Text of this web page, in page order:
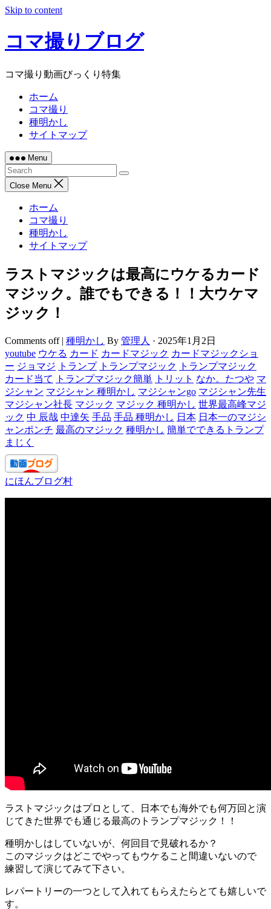
Skip to content
コマ撮りブログ
コマ撮り動画びっくり特集
ホーム
コマ撮り
種明かし
サイトマップ
Menu
Close Menu
ホーム
コマ撮り
種明かし
サイトマップ
ラストマジックは最高にウケるカード
マジック。誰でもできる！！大ウケマ
ジック！
Comments off | 種明かし By 管理人 · 2025年1月2日
youtube ウケる カード カードマジック カードマジックショ
ー ジョマジ トランプ トランプマジック
トランプマジック
カード当て
トランプマジック簡単 トリット なか。たつや マ
ジシャン マジシャン 種明かし マジシャンgo マジシャン先生
マジシャン社長 マジック マジック 種明かし 世界最高峰マジ
ック 中 辰哉 中達矢 手品 手品 種明かし 日本 日本一のマジシ
ャンポンチ 最高のマジック 種明かし 簡単でできるトランプ
まじく
にほんブログ村
ラストマジックはプロとして、日本でも海外でも何万回と演
じてきた世界でも通じる最高のトランプマジック！！
種明かしはしていないが、何回目で見破れるか？
このマジックはどこでやってもウケること間違いないので
練習して演じてみて下さい。
レパートリーの一つとして入れてもらえたらとても嬉しいで
す。